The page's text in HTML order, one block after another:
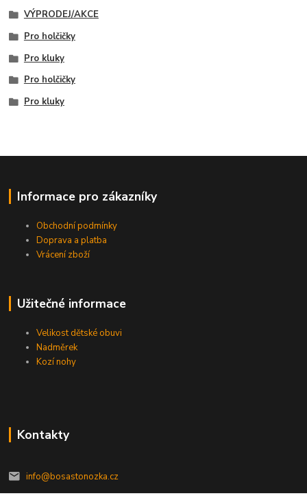
VÝPRODEJ/AKCE
Pro holčičky
Pro kluky
Pro holčičky
Pro kluky
Informace pro zákazníky
Obchodní podmínky
Doprava a platba
Vrácení zboží
Užitečné informace
Velikost dětské obuvi
Nadměrek
Kozí nohy
Kontakty
info@bosastonozka.cz